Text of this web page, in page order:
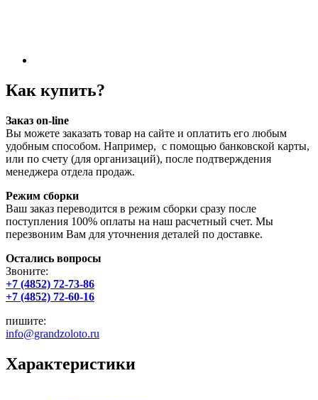
Как купить?
Заказ on-line
Вы можете заказать товар на сайте и оплатить его любым
удобным способом. Например, с помощью банковской карты,
или по счету (для организаций), после подтверждения
менеджера отдела продаж.
Режим сборки
Ваш заказ переводится в режим сборки сразу после
поступления 100% оплаты на наш расчетный счет. Мы
перезвоним Вам для уточнения деталей по доставке.
Остались вопросы
Звоните:
+7 (4852) 72-73-86
+7 (4852) 72-60-16
пишите:
info@grandzoloto.ru
Характеристики